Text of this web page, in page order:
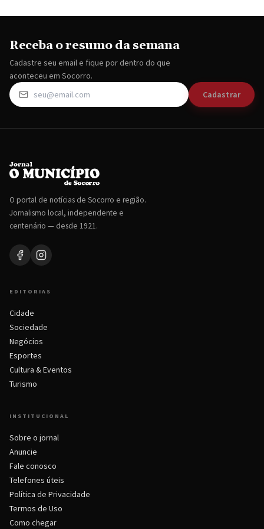
Receba o resumo da semana
Cadastre seu email e fique por dentro do que
aconteceu em Socorro.
Cadastrar
O portal de notícias de Socorro e região.
Jornalismo local, independente e
centenário — desde 1921.
EDITORIAS
Cidade
Sociedade
Negócios
Esportes
Cultura & Eventos
Turismo
INSTITUCIONAL
Sobre o jornal
Anuncie
Fale conosco
Telefones úteis
Política de Privacidade
Termos de Uso
Como chegar